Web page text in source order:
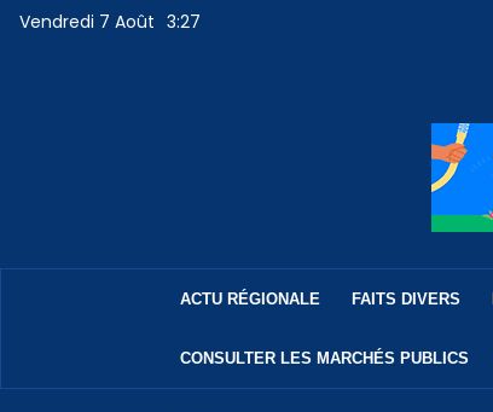
Vendredi 7 Août 3:27
ACTU RÉGIONALE FAITS DIVERS
CONSULTER LES MARCHÉS PUBLICS